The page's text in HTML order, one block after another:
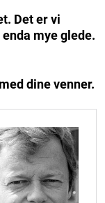
Det er vi
mye glede.
dine venner.